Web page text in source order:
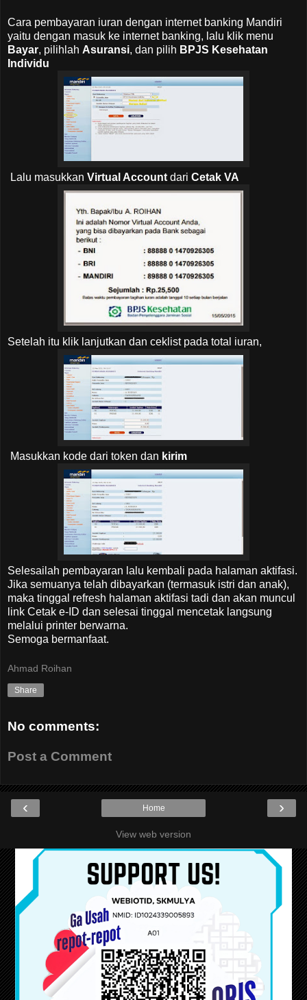
Cara pembayaran iuran dengan internet banking Mandiri
yaitu dengan masuk ke internet banking, lalu klik menu
Bayar, pilihlah Asuransi, dan pilih BPJS Kesehatan
Individu
Lalu masukkan Virtual Account dari Cetak VA
Setelah itu klik lanjutkan dan ceklist pada total iuran,
Masukkan kode dari token dan kirim
Selesailah pembayaran lalu kembali pada halaman aktifasi.
Jika semuanya telah dibayarkan (termasuk istri dan anak),
maka tinggal refresh halaman aktifasi tadi dan akan muncul
link Cetak e-ID dan selesai tinggal mencetak langsung
melalui printer berwarna.
Semoga bermanfaat.
Ahmad Roihan
Share
No comments:
Post a Comment
‹ ›
Home
View web version